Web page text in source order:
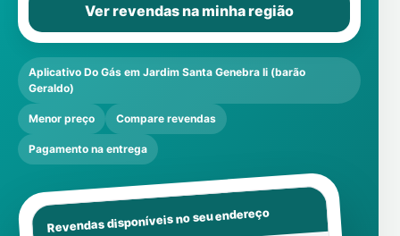
Ver revendas na minha região
Aplicativo Do Gás em Jardim Santa Genebra Ii (barão
Geraldo)
Menor preço Compare revendas
Pagamento na entrega
Revendas disponíveis no seu endereço